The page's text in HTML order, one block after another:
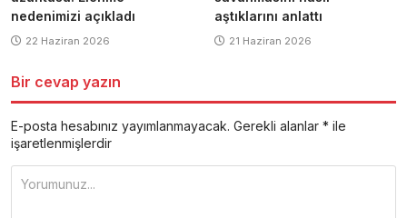
nedenimizi açıkladı
22 Haziran 2026
aştıklarını anlattı
21 Haziran 2026
Bir cevap yazın
E-posta hesabınız yayımlanmayacak. Gerekli alanlar * ile
işaretlenmişlerdir